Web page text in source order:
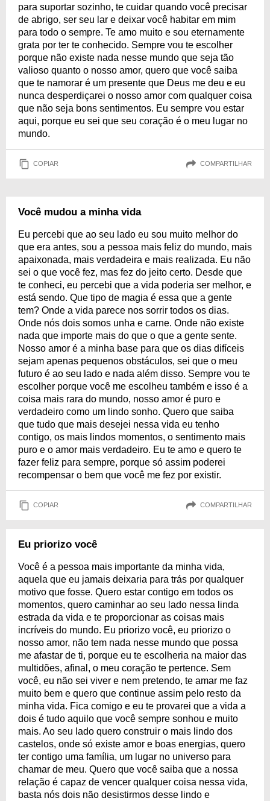
para suportar sozinho, te cuidar quando você precisar
de abrigo, ser seu lar e deixar você habitar em mim
para todo o sempre. Te amo muito e sou eternamente
grata por ter te conhecido. Sempre vou te escolher
porque não existe nada nesse mundo que seja tão
valioso quanto o nosso amor, quero que você saiba
que te namorar é um presente que Deus me deu e eu
nunca desperdiçarei o nosso amor com qualquer coisa
que não seja bons sentimentos. Eu sempre vou estar
aqui, porque eu sei que seu coração é o meu lugar no
mundo.
COPIAR COMPARTILHAR
Você mudou a minha vida
Eu percebi que ao seu lado eu sou muito melhor do
que era antes, sou a pessoa mais feliz do mundo, mais
apaixonada, mais verdadeira e mais realizada. Eu não
sei o que você fez, mas fez do jeito certo. Desde que
te conheci, eu percebi que a vida poderia ser melhor, e
está sendo. Que tipo de magia é essa que a gente
tem? Onde a vida parece nos sorrir todos os dias.
Onde nós dois somos unha e carne. Onde não existe
nada que importe mais do que o que a gente sente.
Nosso amor é a minha base para que os dias difíceis
sejam apenas pequenos obstáculos, sei que o meu
futuro é ao seu lado e nada além disso. Sempre vou te
escolher porque você me escolheu também e isso é a
coisa mais rara do mundo, nosso amor é puro e
verdadeiro como um lindo sonho. Quero que saiba
que tudo que mais desejei nessa vida eu tenho
contigo, os mais lindos momentos, o sentimento mais
puro e o amor mais verdadeiro. Eu te amo e quero te
fazer feliz para sempre, porque só assim poderei
recompensar o bem que você me fez por existir.
COPIAR COMPARTILHAR
Eu priorizo você
Você é a pessoa mais importante da minha vida,
aquela que eu jamais deixaria para trás por qualquer
motivo que fosse. Quero estar contigo em todos os
momentos, quero caminhar ao seu lado nessa linda
estrada da vida e te proporcionar as coisas mais
incríveis do mundo. Eu priorizo você, eu priorizo o
nosso amor, não tem nada nesse mundo que possa
me afastar de ti, porque eu te escolheria na maior das
multidões, afinal, o meu coração te pertence. Sem
você, eu não sei viver e nem pretendo, te amar me faz
muito bem e quero que continue assim pelo resto da
minha vida. Fica comigo e eu te provarei que a vida a
dois é tudo aquilo que você sempre sonhou e muito
mais. Ao seu lado quero construir o mais lindo dos
castelos, onde só existe amor e boas energias, quero
ter contigo uma família, um lugar no universo para
chamar de meu. Quero que você saiba que a nossa
relação é capaz de vencer qualquer coisa nessa vida,
basta nós dois não desistirmos desse lindo e